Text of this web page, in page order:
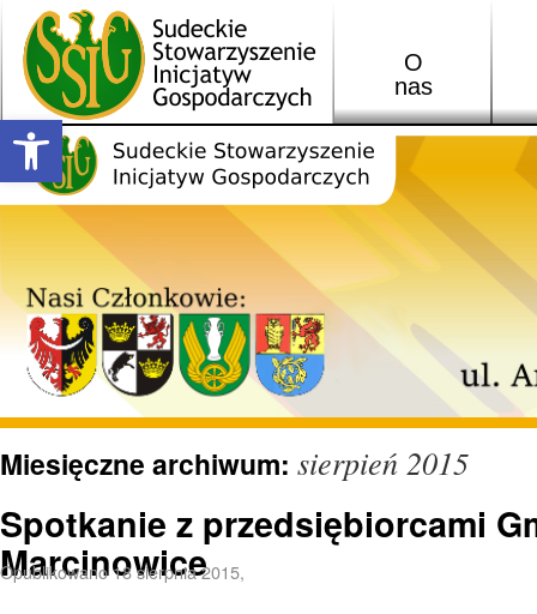
Open toolbar
O
nas
Miesięczne archiwum: sierpień 2015
Spotkanie z przedsiębiorcami
Marcinowice
Opublikowano18 sierpnia 2015,